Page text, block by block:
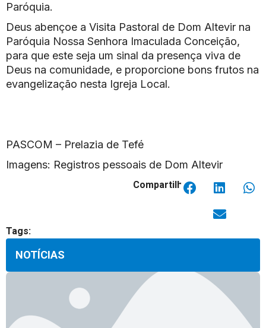
Paróquia.
Deus abençoe a Visita Pastoral de Dom Altevir na
Paróquia Nossa Senhora Imaculada Conceição,
para que este seja um sinal da presença viva de
Deus na comunidade, e proporcione bons frutos na
evangelização nesta Igreja Local.
PASCOM – Prelazia de Tefé
Imagens: Registros pessoais de Dom Altevir
Compartilhar:
Tags:
NOTÍCIAS